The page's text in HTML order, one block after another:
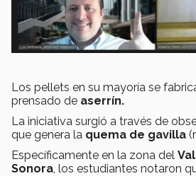
Los pellets en su mayoría se
prensado de aserrín.
La iniciativa surgió a través de
que genera la quema de gavilla
Específicamente en la zona del
Sonora, los estudiantes notaron